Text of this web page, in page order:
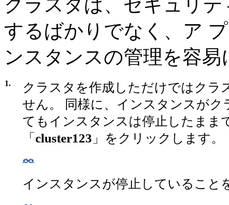
クラスタは、セキュリ
するばかりでなく、ア
ンスタンスの管理を容
1.
クラスタを作成しただけではクラ
せん。 同様に、インスタンスがク
てもインスタンスは停止したまま
「 cluster123 」をクリックします。
インスタンスが停止していること